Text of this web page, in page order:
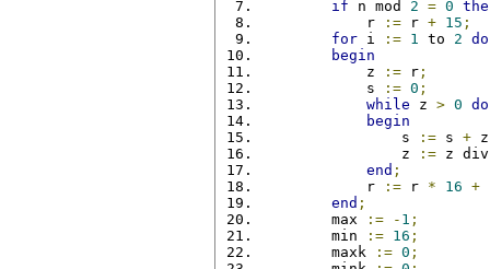
if n mod 2 = 0
            r
:= r + 15 ;
for i := 1 to 2 do
begin
            z
:= r ;
            s
:= 0 ;
while z > 0 do
begin
                s
:= s +
                z
:= z
end ;
            r
:= r * 16 +
end ;
        max
:= - 1 ;
        min
:= 16 ;
        maxk
:= 0 ;